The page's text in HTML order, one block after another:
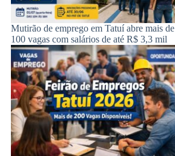
Mutirão de emprego em Tatuí abre mais de
100 vagas com salários de até R$ 3,3 mil